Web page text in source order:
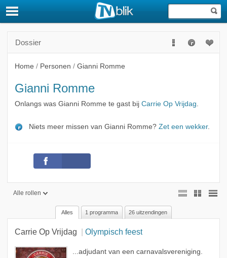
Dossier
Home / Personen / Gianni Romme
Gianni Romme
Onlangs was Gianni Romme te gast bij Carrie Op Vrijdag.
Niets meer missen van Gianni Romme? Zet een wekker.
Alle rollen
Alle rollen
Geen rol
Gast
Alles 1 programma 26 uitzendingen
Carrie Op Vrijdag Olympisch feest
...adjudant van een carnavalsvereniging.